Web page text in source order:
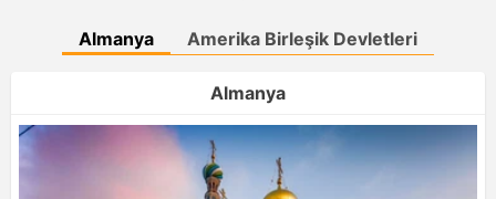
Almanya Amerika Birleşik Devletleri
Almanya